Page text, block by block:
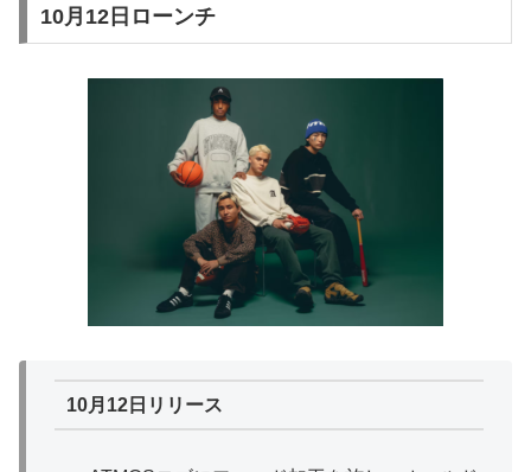
10月12日ローンチ
10月12日リリース